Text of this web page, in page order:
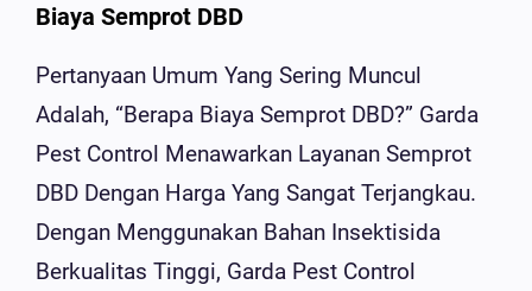
Biaya Semprot DBD
Pertanyaan Umum Yang Sering Muncul
Adalah, “Berapa Biaya Semprot DBD?” Garda
Pest Control Menawarkan Layanan Semprot
DBD Dengan Harga Yang Sangat Terjangkau.
Dengan Menggunakan Bahan Insektisida
Berkualitas Tinggi, Garda Pest Control